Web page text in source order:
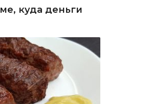
куда деньги